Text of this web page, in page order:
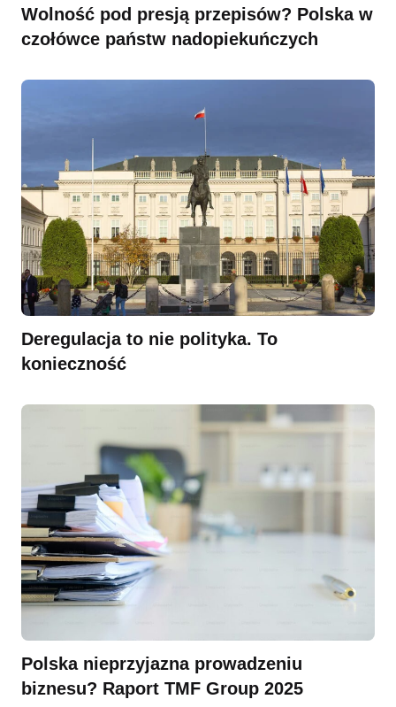
Wolność pod presją przepisów? Polska w
czołówce państw nadopiekuńczych
Deregulacja to nie polityka. To
konieczność
Polska nieprzyjazna prowadzeniu
biznesu? Raport TMF Group 2025